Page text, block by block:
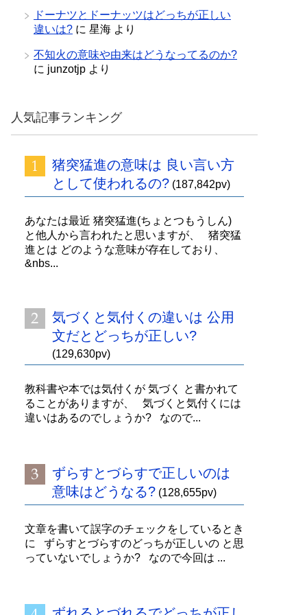
ドーナツとドーナッツはどっちが正しい
違いは? に 星海 より
不知火の意味や由来はどうなってるのか?
に junzotjp より
人気記事ランキング
猪突猛進の意味は 良い言い方
として使われるの? (187,842pv)
あなたは最近 猪突猛進(ちょとつもうしん)
と他人から言われたと思いますが、 猪突猛
進とは どのような意味が存在しており、
&nbs...
気づくと気付くの違いは 公用
文だとどっちが正しい?
(129,630pv)
教科書や本では気付くが 気づく と書かれて
ることがありますが、 気づくと気付くには
違いはあるのでしょうか? なので...
ずらすとづらすで正しいのは
意味はどうなる? (128,655pv)
文章を書いて誤字のチェックをしているとき
に ずらすとづらすのどっちが正しいの と思
っていないでしょうか? なので今回は ...